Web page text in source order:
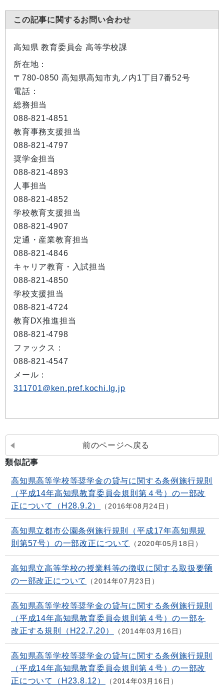
この記事に関するお問い合わせ
高知県 教育委員会 高等学校課
所在地：
〒780-0850 高知県高知市丸ノ内1丁目7番52号
電話：
総務担当
088-821-4851
教育事務支援担当
088-821-4797
奨学金担当
088-821-4893
人事担当
088-821-4852
学校教育支援担当
088-821-4907
定通・産業教育担当
088-821-4846
キャリア教育・入試担当
088-821-4850
学校支援担当
088-821-4724
教育DX推進担当
088-821-4798
ファックス：
088-821-4547
メール：
311701@ken.pref.kochi.lg.jp
前のページへ戻る
類似記事
高知県高等学校等奨学金の貸与に関する条例施行規則
（平成14年高知県教育委員会規則第４号）の一部改
正について（H28.9.2）
2016年08月24日
高知県立都市公園条例施行規則（平成17年高知県規
則第57号）の一部改正について
2020年05月18日
高知県立高等学校の授業料等の徴収に関する取扱要領
の一部改正について
2014年07月23日
高知県高等学校等奨学金の貸与に関する条例施行規則
（平成14年高知県教育委員会規則第４号）の一部を
改正する規則（H22.7.20）
2014年03月16日
高知県高等学校等奨学金の貸与に関する条例施行規則
（平成14年高知県教育委員会規則第４号）の一部改
正について（H23.8.12）
2014年03月16日